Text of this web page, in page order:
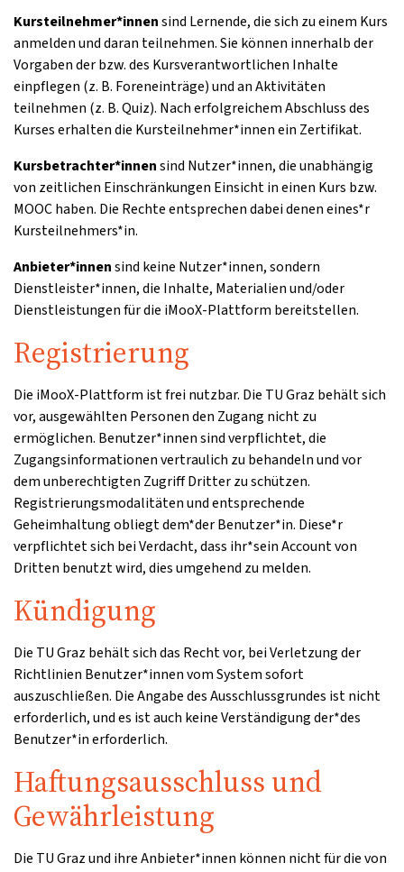
Kursteilnehmer*innensind Lernende, die sich zu einem Kurs
anmelden und daran teilnehmen. Sie können innerhalb der
Vorgaben der bzw. des Kursverantwortlichen Inhalte
einpflegen (z. B. Foreneinträge) und an Aktivitäten
teilnehmen (z. B. Quiz). Nach erfolgreichem Abschluss des
Kurses erhalten die Kursteilnehmer*innen ein Zertifikat.
Kursbetrachter*innensind Nutzer*innen, die unabhängig
von zeitlichen Einschränkungen Einsicht in einen Kurs bzw.
MOOC haben. Die Rechte entsprechen dabei denen eines*r
Kursteilnehmers*in.
Anbieter*innensind keine Nutzer*innen, sondern
Dienstleister*innen, die Inhalte, Materialien und/oder
Dienstleistungen für die iMooX-Plattform bereitstellen.
Registrierung
Die iMooX-Plattform ist frei nutzbar. Die TU Graz behält sich
vor, ausgewählten Personen den Zugang nicht zu
ermöglichen. Benutzer*innen sind verpflichtet, die
Zugangsinformationen vertraulich zu behandeln und vor
dem unberechtigten Zugriff Dritter zu schützen.
Registrierungsmodalitäten und entsprechende
Geheimhaltung obliegt dem*der Benutzer*in. Diese*r
verpflichtet sich bei Verdacht, dass ihr*sein Account von
Dritten benutzt wird, dies umgehend zu melden.
Kündigung
Die TU Graz behält sich das Recht vor, bei Verletzung der
Richtlinien Benutzer*innen vom System sofort
auszuschließen. Die Angabe des Ausschlussgrundes ist nicht
erforderlich, und es ist auch keine Verständigung der*des
Benutzer*in erforderlich.
Haftungsausschluss und
Gewährleistung
Die TU Graz und ihre Anbieter*innen können nicht für die von